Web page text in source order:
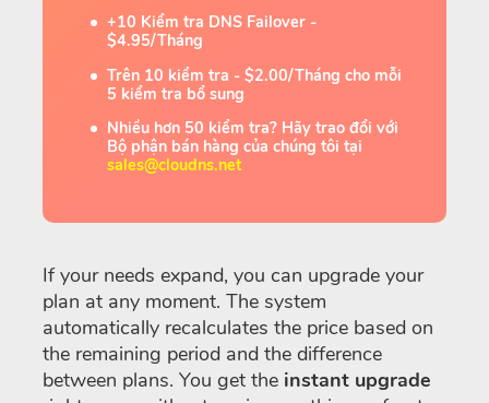
+10 Kiểm tra DNS Failover -
$4.95/Tháng
Trên 10 kiểm tra - $2.00/Tháng cho mỗi
5 kiểm tra bổ sung
Nhiều hơn 50 kiểm tra? Hãy trao đổi với
Bộ phận bán hàng của chúng tôi tại
sales@cloudns.net
If your needs expand, you can upgrade your
plan at any moment. The system
automatically recalculates the price based on
the remaining period and the difference
between plans. You get the instant upgrade